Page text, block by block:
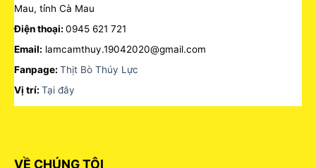
Mau, tỉnh Cà Mau
Điện thoại: 0945 621 721
Email: lamcamthuy.19042020@gmail.com
Fanpage: Thịt Bò Thúy Lực
Vị trí: Tại đây
VỀ CHÚNG TÔI